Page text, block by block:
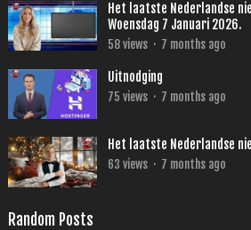
Het laatste Nederlandse
Woensdag 7 Januari 2026.
58views · 7 months ago
Uitnodging
75 views · 7 months ago
Het laatste Nederlandse
63 views · 7 months ago
Random Posts